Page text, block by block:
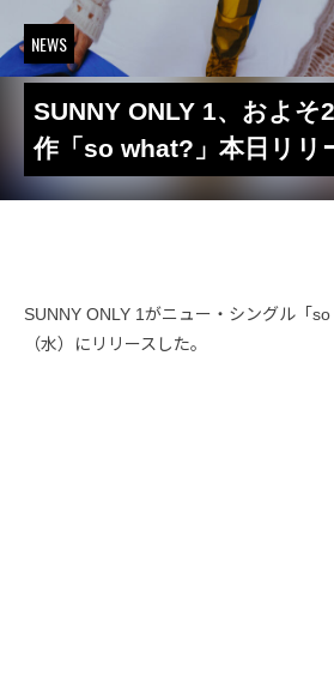
NEWS
SUNNY ONLY 1、およそ
作「so what?」本日リリ
SUNNY ONLY 1がニュー・シングル「
（水）にリリースした。